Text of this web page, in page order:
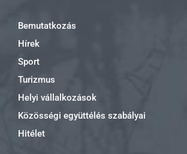
Bemutatkozás
Hírek
Sport
Turizmus
Helyi vállalkozások
Közösségi együttélés szabályai
Hitélet